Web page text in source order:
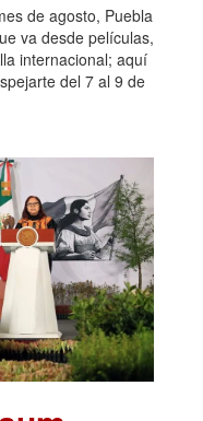
de agosto, Puebla
va desde películas,
internacional; aquí
del 7 al 9 de